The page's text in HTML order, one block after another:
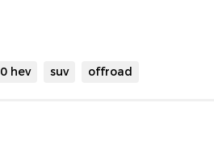
yang tampangnya sangar
fitur yang dapat
kami terhadap GWM Tank
hev suv offroad